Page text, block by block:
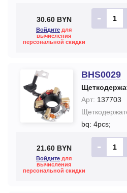
30.60 BYN
Войдите для
вычисления
персональной скидки
-
BHS0029
Арт: 137703
bq: 4pcs;
21.60 BYN
Войдите для
вычисления
персональной скидки
-